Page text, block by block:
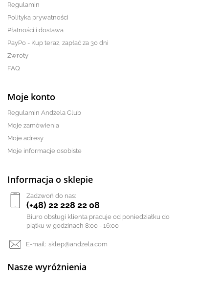
Regulamin
Polityka prywatności
Płatności i dostawa
PayPo - Kup teraz, zapłać za 30 dni
Zwroty
FAQ
Moje konto
Regulamin Andżela Club
Moje zamówienia
Moje adresy
Moje informacje osobiste
Informacja o sklepie
Zadzwoń do nas:
(+48) 22 228 22 08
Biuro obsługi klienta pracuje od poniedziałku do
piątku w godzinach 8:00 - 16:00
E-mail: sklep@andzela.com
Nasze wyróżnienia